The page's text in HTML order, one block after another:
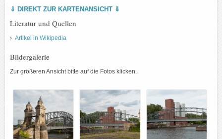
⇓ DIREKT ZUR KARTENANSICHT ⇓
Literatur und Quellen
Artikel in Wikipedia
Bildergalerie
Zur größeren Ansicht bitte auf die Fotos klicken.